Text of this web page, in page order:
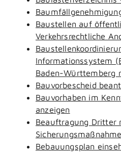
Baustellen auf
Verkehrsrechtliche
Informationssystem
Baden-Württemberg
Bauvorbescheid
Bauvorhaben im
anzeigen
Beauftragung Dritter
Bebauungsplan